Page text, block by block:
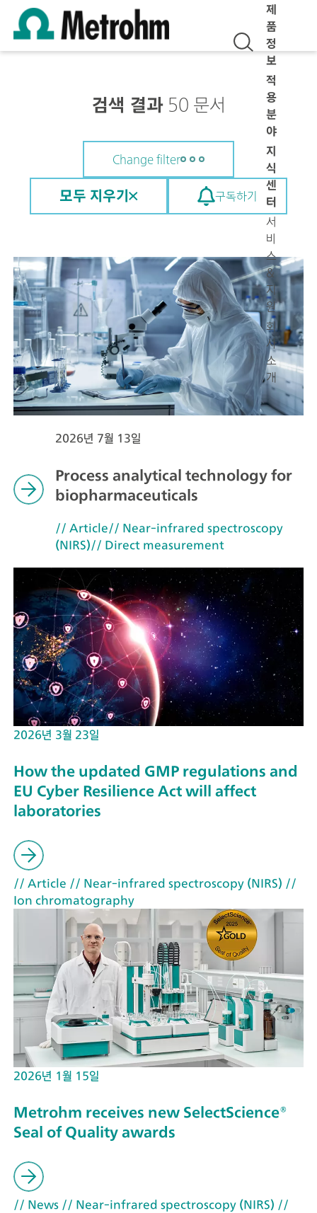
제
품
정
보
적
용
분
야
지
식
센
터
서
비
스
&
지
원
회
사
소
개
검색 결과50 문서
Change filter
모두 지우기 구독하기
2026년 7월 13일
Process analytical technology for
biopharmaceuticals
// Article// Near-infrared spectroscopy
(NIRS)// Direct measurement
2026년 3월 23일
How the updated GMP regulations and
EU Cyber Resilience Act will affect
laboratories
// Article // Near-infrared spectroscopy (NIRS) //
Ion chromatography
2026년 1월 15일
Metrohm receives new SelectScience®
Seal of Quality awards
// News // Near-infrared spectroscopy (NIRS) //